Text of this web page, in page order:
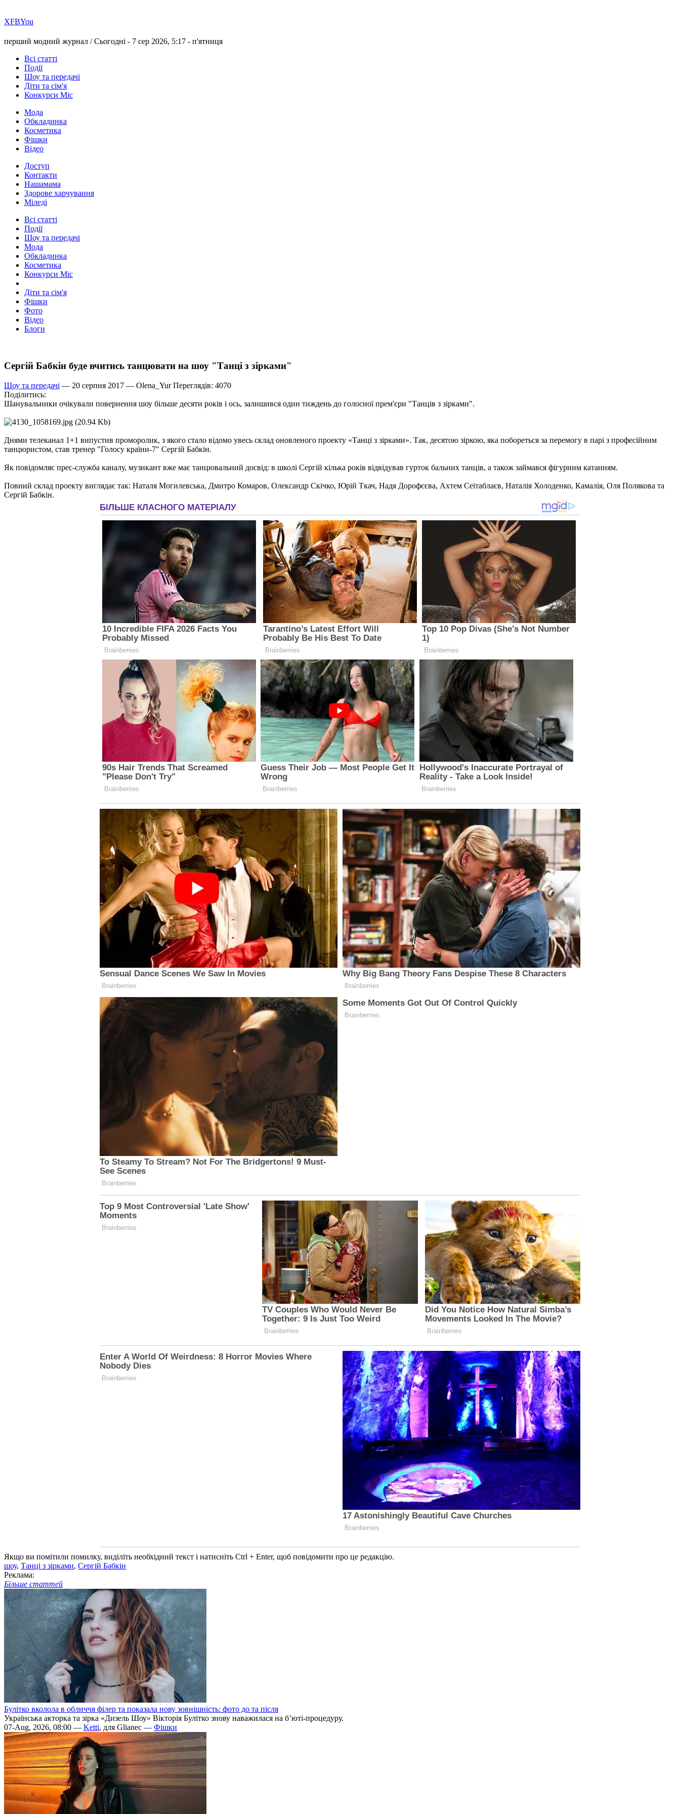
ХFBYou
перший модний журнал /Сьогодні - 7 сер 2026, 5:17 - п'ятниця
Всі статті
Події
Шоу та передачі
Діти та сім'я
Конкурси Міс
Мода
Обкладинка
Косметика
Фішки
Відео
Доступ
Контакти
Нашамама
Здорове харчування
Міледі
Всі статті
Події
Шоу та передачі
Мода
Обкладинка
Косметика
Конкурси Міс
Діти та сім'я
Фішки
Фото
Відео
Блоги
Сергій Бабкін буде вчитись танцювати на шоу "Танці з зірками"
Шоу та передачі — 20 серпня 2017 — Olena_YurПереглядів: 4070
Поділитись:
Шанувальники очікували повернення шоу більше десяти років і ось, залишився один тиждень до голосної прем'єри "Танців з зірками".
Днями телеканал 1+1 випустив проморолик, з якого стало відомо увесь склад оновленого проекту «Танці з зірками». Так, десятою зіркою, яка побореться за перемогу в парі з професійним
танцюристом, став тренер "Голосу країни-7" Сергій Бабкін.
Як повідомляє прес-служба каналу, музикант вже має танцювальний досвід: в школі Сергій кілька років відвідував гурток бальних танців, а також займався фігурним катанням.
Повний склад проекту виглядає так: Наталя Могилевська, Дмитро Комаров, Олександр Скічко, Юрій Ткач, Надя Дорофєєва, Ахтем Сеітаблаєв, Наталія Холоденко, Камалія, Оля Полякова та
Сергій Бабкін.
Якщо ви помітили помилку, виділіть необхідний текст і натисніть Ctrl + Enter, щоб повідомити про це редакцію.
шоу, Танці з зірками, Сергій Бабкін
Реклама:
Більше статтей
Булітко вколола в обличчя філер та показала нову зовнішність: фото до та після
Українська акторка та зірка «Дизель Шоу» Вікторія Булітко знову наважилася на б’юті-процедуру.
07-Aug, 2026, 08:00 — Ketti, для Glianec — Фішки